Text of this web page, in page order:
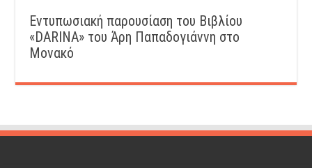
Εντυπωσιακή παρουσίαση του Βιβλίου
«DARINA» του Άρη Παπαδογιάννη στο
Μονακό